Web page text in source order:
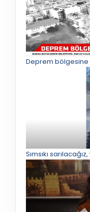
Deprem
Sımsıkı